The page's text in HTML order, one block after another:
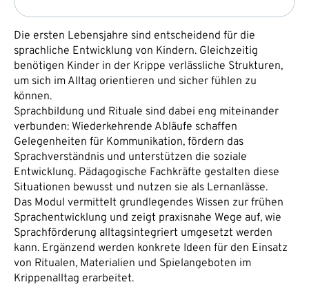
Die ersten Lebensjahre sind entscheidend für die
sprachliche Entwicklung von Kindern. Gleichzeitig
benötigen Kinder in der Krippe verlässliche Strukturen,
um sich im Alltag orientieren und sicher fühlen zu
können.
Sprachbildung und Rituale sind dabei eng miteinander
verbunden: Wiederkehrende Abläufe schaffen
Gelegenheiten für Kommunikation, fördern das
Sprachverständnis und unterstützen die soziale
Entwicklung. Pädagogische Fachkräfte gestalten diese
Situationen bewusst und nutzen sie als Lernanlässe.
Das Modul vermittelt grundlegendes Wissen zur frühen
Sprachentwicklung und zeigt praxisnahe Wege auf, wie
Sprachförderung alltagsintegriert umgesetzt werden
kann. Ergänzend werden konkrete Ideen für den Einsatz
von Ritualen, Materialien und Spielangeboten im
Krippenalltag erarbeitet.